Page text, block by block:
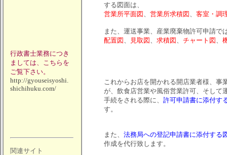
行政書士業務につき
ましては、こちらを
ご覧下さい。
http://gyouseisyoshi.
shichihuku.com/
関連サイト
する図面は、
営業所平面図 、 営業所求積図 、 客室・調
また、運送事業、産業廃棄物許可申請で
配置図 、 見取図 、 求積図 、 チャート図 、
これからお店を開かれる開店業者様、事
が、飲食店営業や風俗営業許可、そして
手続をされる際に、 許可申請書に添付す
す。
また、 法務局への登記申請書に添付する
作成を代行致します。